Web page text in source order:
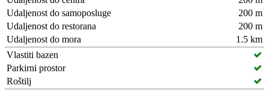
Udaljenost do samoposluge
200 m
Udaljenost do restorana
200 m
Udaljenost do mora
1.5 km
Vlastiti bazen
Parkirni prostor
Roštilj